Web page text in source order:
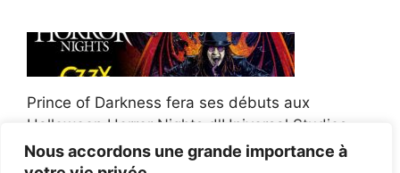
Nous accordons une grande importance à
Prince of Darkness fera ses débuts aux
Halloween Horror Nights d'Universal Studios